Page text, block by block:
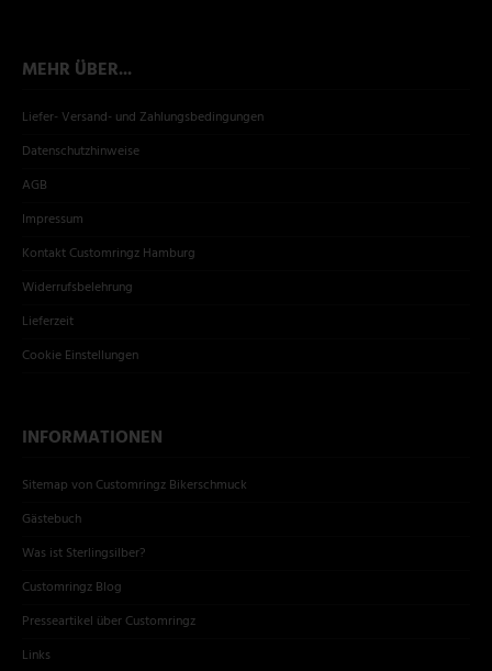
MEHR ÜBER...
Liefer- Versand- und Zahlungsbedingungen
Datenschutzhinweise
AGB
Impressum
Kontakt Customringz Hamburg
Widerrufsbelehrung
Lieferzeit
Cookie Einstellungen
INFORMATIONEN
Sitemap von Customringz Bikerschmuck
Gästebuch
Was ist Sterlingsilber?
Customringz Blog
Presseartikel über Customringz
Links